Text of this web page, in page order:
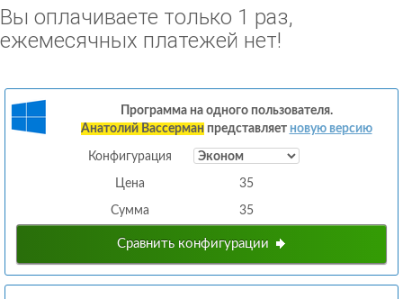
Вы оплачиваете только 1 раз,
ежемесячных платежей нет!
Программа на одного пользователя.
Анатолий Вассерман представляет новую версию
Конфигурация
Цена 35
Сумма 35
Сравнить конфигурации